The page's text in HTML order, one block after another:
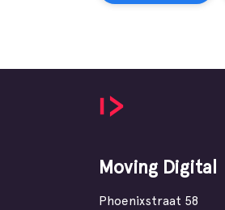
Moving Digital
Phoenixstraat 58